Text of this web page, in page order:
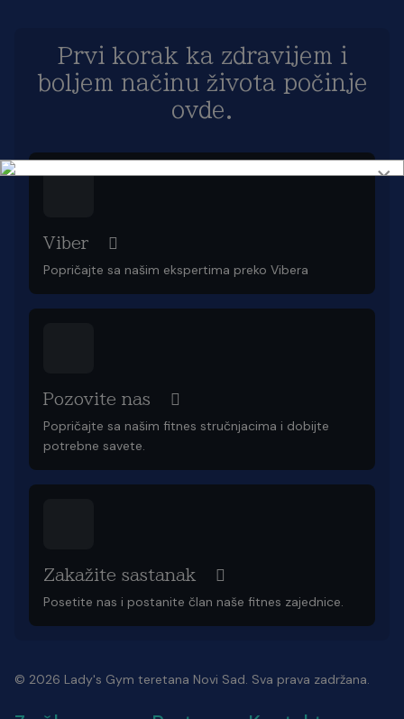
Prvi korak ka zdravijem i
boljem načinu života počinje
ovde.
Viber
Popričajte sa našim ekspertima preko Vibera
Pozovite nas
Popričajte sa našim fitnes stručnjacima i dobijte
potrebne savete.
Zakažite sastanak
Posetite nas i postanite član naše fitnes zajednice.
© 2026 Lady's Gym teretana Novi Sad. Sva prava zadržana.
×